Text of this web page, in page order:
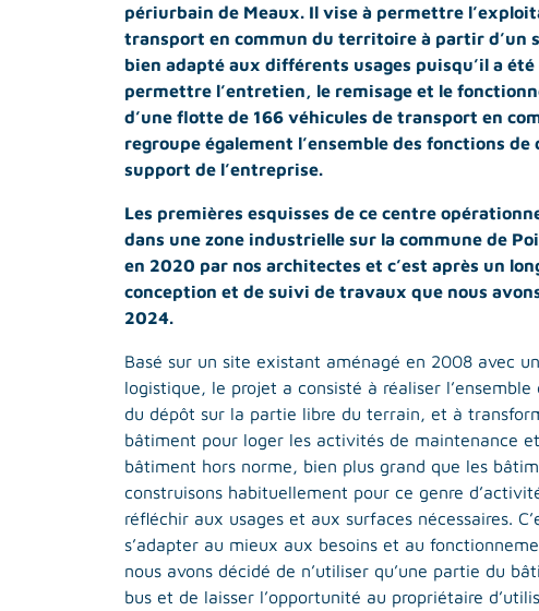
périurbain de Meaux. Il vise à permettre
transport en commun du territoire à partir d’un
bien adapté aux différents usages puisqu’il a été
permettre l’entretien, le remisage et le
d’une flotte de 166 véhicules de transport en
regroupe également l’ensemble des fonctions
support de l’entreprise.
Les premières esquisses de ce centre
dans une zone industrielle sur la commune de
en 2020 par nos architectes et c’est après un
conception et de suivi de travaux que nous
2024.
Basé sur un site existant aménagé en 2008 avec
logistique, le projet a consisté à réaliser
du dépôt sur la partie libre du terrain, et à
bâtiment pour loger les activités de maintenance
bâtiment hors norme, bien plus grand que les
construisons habituellement pour ce genre
réfléchir aux usages et aux surfaces nécessaires.
s’adapter au mieux aux besoins et au
nous avons décidé de n’utiliser qu’une partie du
bus et de laisser l’opportunité au propriétaire